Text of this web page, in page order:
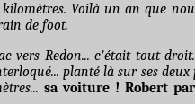
Voilà un an que
de foot.
Redon... c'était tout
planté là sur ses
sa voiture ! Robert